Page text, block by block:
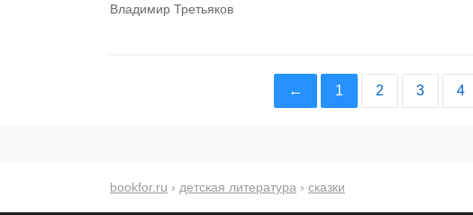
Владимир Третьяков
← 1 2 3 4
bookfor.ru › детская литература › сказки